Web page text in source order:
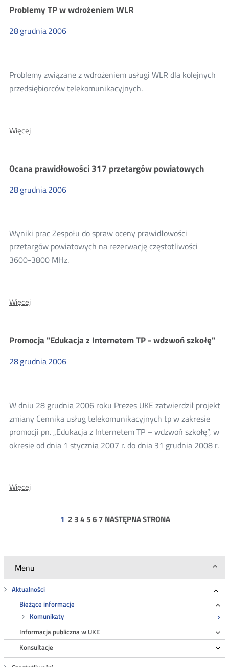
Menu
Aktualności
Bieżące informacje
Komunikaty
Informacja publiczna w UKE
Konsultacje
sprawie
ukarania
TP
Problemy TP w wdrożeniem WLR
28grudnia2006
Problemy związane z wdrożeniem usługi WLR dla kolejnych
przedsiębiorców telekomunikacyjnych.
WięcejO:
w
wdrożeniem
WLR
Ocana prawidłowości 317 przetargów powiatowych
28grudnia2006
Wyniki prac Zespołu do spraw oceny prawidłowości
przetargów powiatowych na rezerwację częstotliwości
3600-3800 MHz.
WięcejO:
317
przetargów
powiatowych
Promocja "Edukacja z Internetem TP - wdzwoń szkołę"
28grudnia2006
W dniu 28 grudnia 2006 roku Prezes UKE zatwierdził projekt
zmiany Cennika usług telekomunikacyjnych tp w zakresie
promocji pn. „Edukacja z Internetem TP – wdzwoń szkołę”, w
okresie od dnia 1 stycznia 2007 r. do dnia 31 grudnia 2008 r.
WięcejO:
wdzwoń
1 strona
2 strona
3strona
4strona
5strona
6 strona
7 NASTĘPNA STRONA